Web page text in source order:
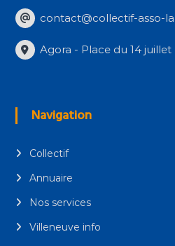
contact@collectif-asso-
Agora - Place du 14
Navigation
Collectif
Annuaire
Nos services
Villeneuve info